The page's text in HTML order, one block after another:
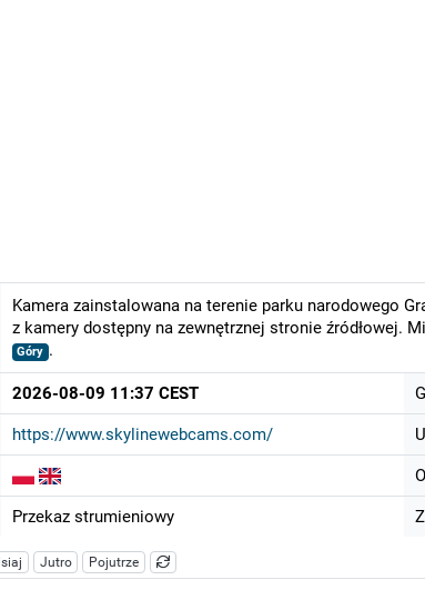
Kamera zainstalowana na terenie parku narodowego
z kamery dostępny na zewnętrznej stronie źródłowej.
Góry .
2026-08-09 11:37 CEST
https://www.skylinewebcams.com/
Przekaz strumieniowy
Jutro Pojutrze